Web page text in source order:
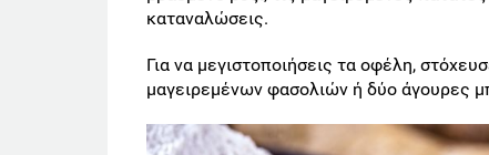
καταναλώσεις.
Για να μεγιστοποιήσεις τα οφέλη,
μαγειρεμένων φασολιών ή δύο άγουρες